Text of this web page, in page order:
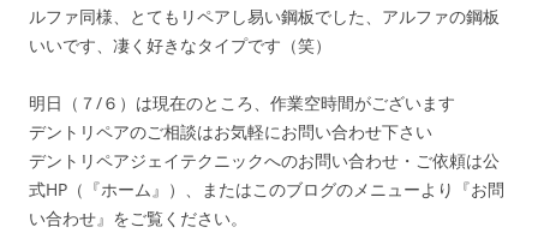
ルファ同様、とてもリペアし易い鋼板でした、アルファの鋼板
いいです、凄く好きなタイプです（笑）
明日（７/６）は現在のところ、作業空時間がございます
デントリペアのご相談はお気軽にお問い合わせ下さい
デントリペアジェイテクニックへのお問い合わせ・ご依頼は公
式HP（『ホーム』）、またはこのブログのメニューより『お問
い合わせ』をご覧ください。